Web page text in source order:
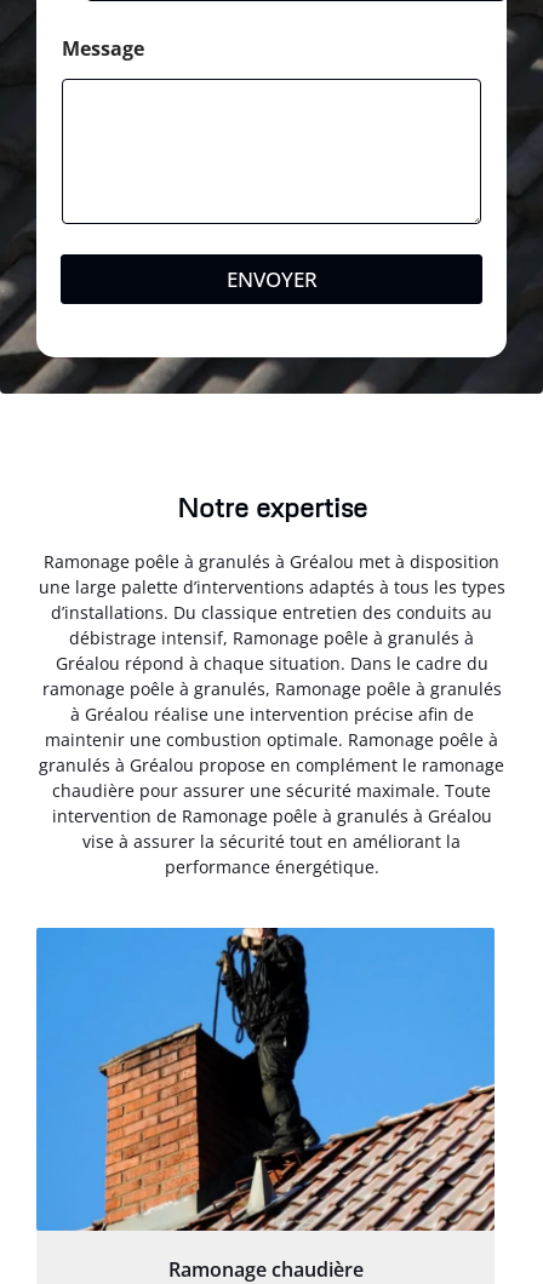
Message
ENVOYER
Notre expertise
Ramonage poêle à granulés à Gréalou met à disposition
une large palette d’interventions adaptés à tous les types
d’installations. Du classique entretien des conduits au
débistrage intensif, Ramonage poêle à granulés à
Gréalou répond à chaque situation. Dans le cadre du
ramonage poêle à granulés, Ramonage poêle à granulés
à Gréalou réalise une intervention précise afin de
maintenir une combustion optimale. Ramonage poêle à
granulés à Gréalou propose en complément le ramonage
chaudière pour assurer une sécurité maximale. Toute
intervention de Ramonage poêle à granulés à Gréalou
vise à assurer la sécurité tout en améliorant la
performance énergétique.
Ramonage chaudière